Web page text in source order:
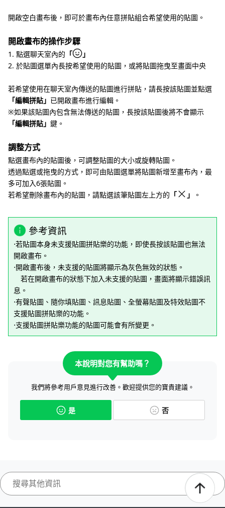
開啟空白畫布後，即可於畫布內任意拼貼組合希望使用的貼圖。
開啟畫布的操作步驟
1. 點選聊天室內的 「
」
2. 於貼圖選單內長按希望使用的貼圖，或將貼圖拖曳至畫面中央
若希望使用在聊天室內傳送的貼圖進行拼貼，請長按該貼圖並點選
「編輯拼貼」 已開啟畫布進行編輯。
※如果該貼圖內包含無法傳送的貼圖，長按該貼圖後將不會顯示
「編輯拼貼」 鍵。
調整方式
點選畫布內的貼圖後，可調整貼圖的大小或旋轉貼圖。
透過點選或拖曳的方式，即可由貼圖選單將貼圖新增至畫布內，最
多可加入6張貼圖。
若希望刪除畫布內的貼圖，請點選該筆貼圖左上方的 「 」 。
參考資訊
⋅若貼圖本身未支援貼圖拼貼樂的功能，即使長按該貼圖也無法
開啟畫布。
⋅開啟畫布後，未支援的貼圖將顯示為灰色無效的狀態。
若在開啟畫布的狀態下加入未支援的貼圖，畫面將顯示錯誤訊
息。
⋅有聲貼圖、隨你填貼圖、訊息貼圖、全螢幕貼圖及特效貼圖不
支援貼圖拼貼樂的功能。
⋅支援貼圖拼貼樂功能的貼圖可能會有所變更。
本說明對您有幫助嗎？
我們將參考用戶意見進行改善。歡迎提供您的寶貴建議。
是 否